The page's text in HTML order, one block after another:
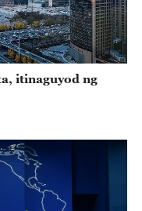
itinaguyod ng